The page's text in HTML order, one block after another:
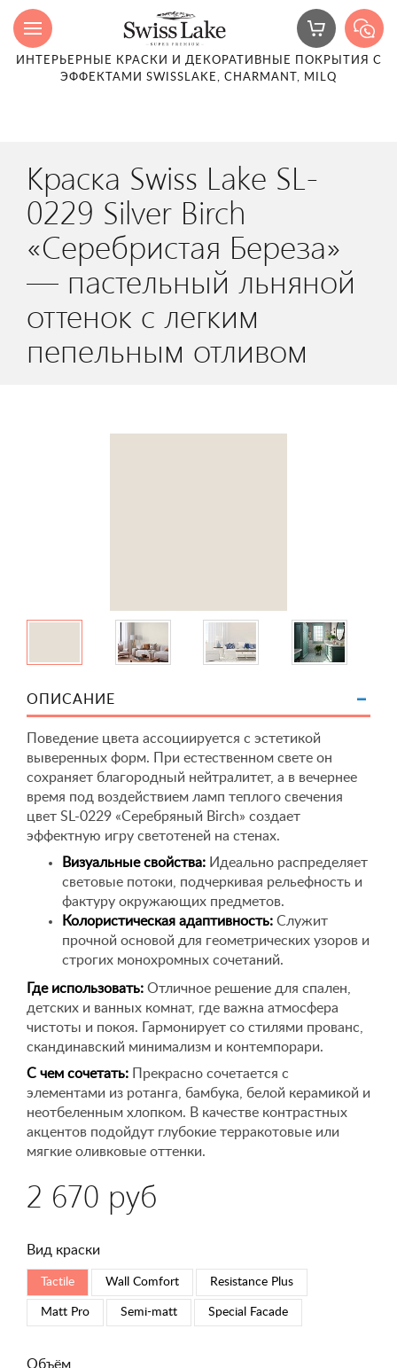
ИНТЕРЬЕРНЫЕ КРАСКИ И ДЕКОРАТИВНЫЕ ПОКРЫТИЯ С
ЭФФЕКТАМИ SWISSLAKE, CHARMANT, MILQ
Краска Swiss Lake SL-
0229 Silver Birch
«Серебристая Береза»
— пастельный льняной
оттенок с легким
пепельным отливом
ОПИСАНИЕ
Поведение цвета ассоциируется с эстетикой
выверенных форм. При естественном свете он
сохраняет благородный нейтралитет, а в вечернее
время под воздействием ламп теплого свечения
цвет SL-0229 «Серебряный Birch» создает
эффектную игру светотеней на стенах.
Визуальные свойства: Идеально распределяет
световые потоки, подчеркивая рельефность и
фактуру окружающих предметов.
Колористическая адаптивность: Служит
прочной основой для геометрических узоров и
строгих монохромных сочетаний.
Где использовать: Отличное решение для спален,
детских и ванных комнат, где важна атмосфера
чистоты и покоя. Гармонирует со стилями прованс,
скандинавский минимализм и контемпорари.
С чем сочетать: Прекрасно сочетается с
элементами из ротанга, бамбука, белой керамикой и
неотбеленным хлопком. В качестве контрастных
акцентов подойдут глубокие терракотовые или
мягкие оливковые оттенки.
2 670 руб
Вид краски
Tactile Wall Comfort Resistance Plus
Matt Pro Semi-matt Special Faсade
Объём